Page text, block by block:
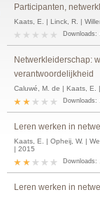
Participanten,
Kaats, E. | Linck, R. |
Downloads:
Netwerkleiderschap:
verantwoordelijkheid
Caluwé, M. de | Kaats, E.
Downloads:
Leren werken in
Kaats, E. | Opheij, W. |
| 2015
Downloads:
Leren werken in